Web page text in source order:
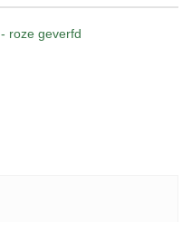
roze geverfd